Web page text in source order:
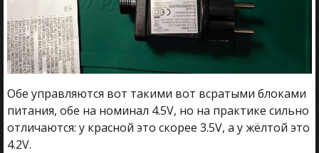
Обе управляются вот такими вот всратыми блоками
питания, обе на номинал 4.5V, но на практике сильно
отличаются: у красной это скорее 3.5V, а у жёлтой это
4.2V.